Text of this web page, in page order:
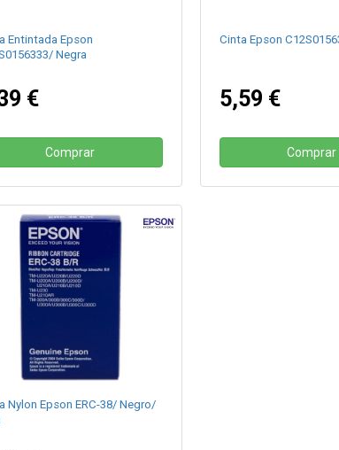
Entintada Epson
Negra
€
Comprar
Cinta Epson
5,59 €
Comprar
Nylon Epson ERC-38/ Negro/